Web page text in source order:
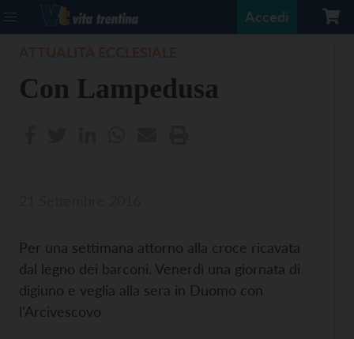
Accedi
Con Lampedusa
Per una settimana attorno alla croce ricavata
dal legno dei barconi. Venerdì una giornata di
digiuno e veglia alla sera in Duomo con
l'Arcivescovo